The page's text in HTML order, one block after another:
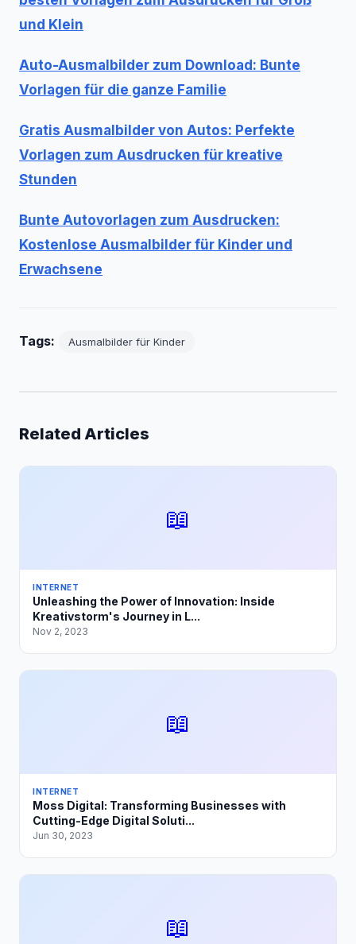
und Klein
Auto-Ausmalbilder zum Download: Bunte
Vorlagen für die ganze Familie
Gratis Ausmalbilder von Autos: Perfekte
Vorlagen zum Ausdrucken für kreative
Stunden
Bunte Autovorlagen zum Ausdrucken:
Kostenlose Ausmalbilder für Kinder und
Erwachsene
Tags: Ausmalbilder für Kinder
Related Articles
📖
INTERNET
Unleashing the Power of Innovation: Inside
Kreativstorm's Journey in L...
Nov 2, 2023
📖
INTERNET
Moss Digital: Transforming Businesses with
Cutting-Edge Digital Soluti...
Jun 30, 2023
📖